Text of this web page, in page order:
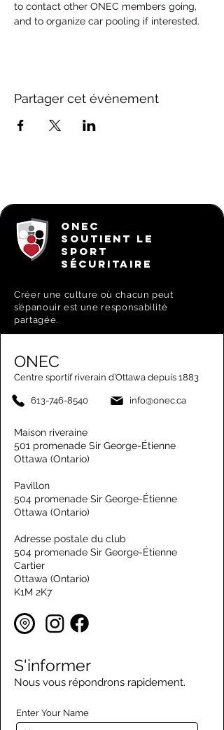
to contact other ONEC members going,
and to organize car pooling if interested.
Partager cet événement
ONEC
SOUTIENT LE
SPORT
SÉCURITAIRE
Créer une culture où chacun peut
s’épanouir est une responsabilité
partagée.
ONEC
Centre sportif riverain d’Ottawa depuis 1883
613-746-8540 info@onec.ca
Maison riveraine
501 promenade Sir George-Étienne
Ottawa (Ontario)
Pavillon
504 promenade Sir George-Étienne
Ottawa (Ontario)
Adresse postale du club
504 promenade Sir George-Étienne
Cartier
Ottawa (Ontario)
K1M 2K7
S'informer
Nous vous répondrons rapidement.
Enter Your Name